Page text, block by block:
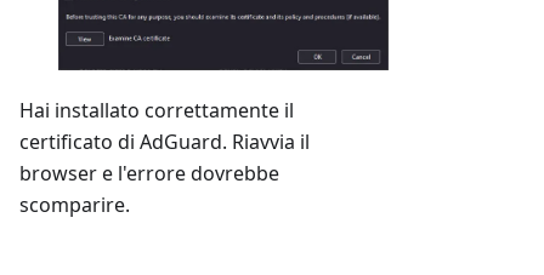
Hai installato correttamente il
certificato di AdGuard. Riavvia il
browser e l'errore dovrebbe
scomparire.